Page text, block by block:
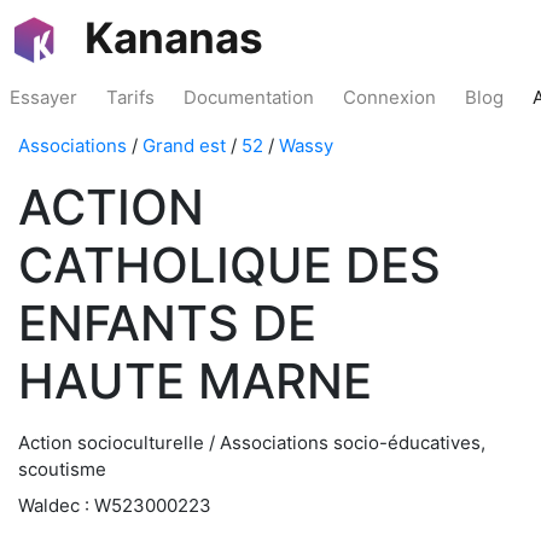
Kananas
Essayer Tarifs Documentation Connexion Blog
Associations / Grand est / 52 / Wassy
ACTION
CATHOLIQUE DES
ENFANTS DE
HAUTE MARNE
Action socioculturelle / Associations socio-éducatives,
scoutisme
Waldec : W523000223